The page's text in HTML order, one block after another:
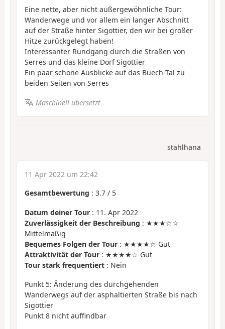
Eine nette, aber nicht außergewöhnliche Tour:
Wanderwege und vor allem ein langer Abschnitt
auf der Straße hinter Sigottier, den wir bei großer
Hitze zurückgelegt haben!
Interessanter Rundgang durch die Straßen von
Serres und das kleine Dorf Sigottier
Ein paar schöne Ausblicke auf das Buech-Tal zu
beiden Seiten von Serres
Maschinell übersetzt
stahlhana
11 Apr 2022 um 22:42
Gesamtbewertung : 3.7 / 5
Datum deiner Tour : 11. Apr 2022
Zuverlässigkeit der Beschreibung : ★★★☆☆
Mittelmäßig
Bequemes Folgen der Tour : ★★★★☆ Gut
Attraktivität der Tour : ★★★★☆ Gut
Tour stark frequentiert : Nein
Punkt 5: Änderung des durchgehenden
Wanderwegs auf der asphaltierten Straße bis nach
Sigottier
Punkt 8 nicht auffindbar